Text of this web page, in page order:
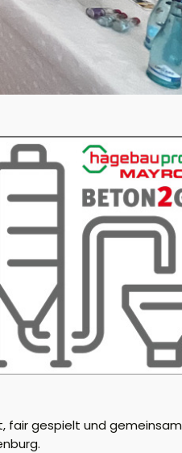
fair gespielt und gemeinsam